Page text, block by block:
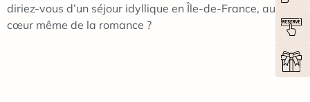
diriez-vous d’un séjour idyllique en Île-de-France, au
cœur même de la romance ?